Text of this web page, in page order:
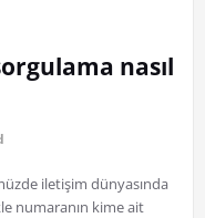
nasıl
iletişim dünyasında
numaranın kime ait